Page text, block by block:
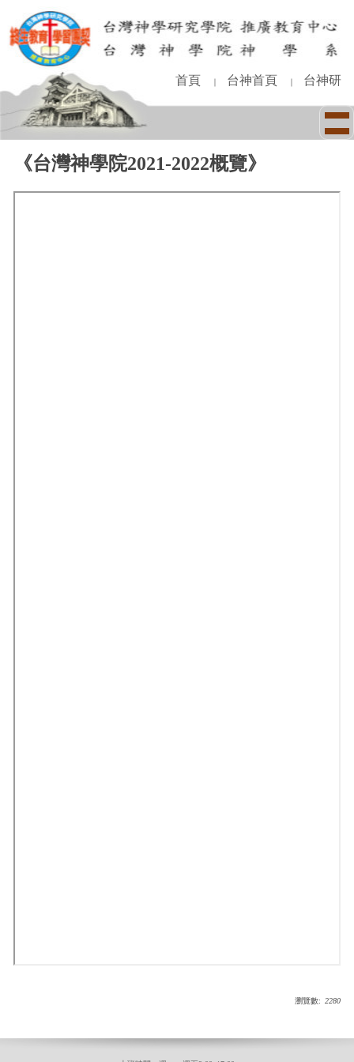
到
主
容
區
首頁 ｜ 台神首頁 ｜ 台神研
《台灣神學院2021-2022概覽》
瀏覽數: 2280